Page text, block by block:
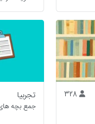
328
تجربیا
جمع بچه